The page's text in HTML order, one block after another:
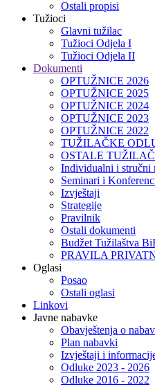
Ostali propisi
Tužioci
Glavni tužilac
Tužioci Odjela I
Tužioci Odjela II
Dokumenti
OPTUŽNICE 2026
OPTUŽNICE 2025
OPTUŽNICE 2024
OPTUŽNICE 2023
OPTUŽNICE 2022
TUŽILAČKE
OSTALE
Individualni i stručni
Seminari i
Izvještaji
Strategije
Pravilnik
Ostali dokumenti
Budžet Tužilaštva
PRAVILA
Oglasi
Posao
Ostali oglasi
Linkovi
Javne nabavke
Obavještenja o
Plan nabavki
Izvještaji i
Odluke 2023 - 2026
Odluke 2016 - 2022